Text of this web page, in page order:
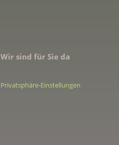
Wir sind für Sie da
Privatsphäre-Einstellungen